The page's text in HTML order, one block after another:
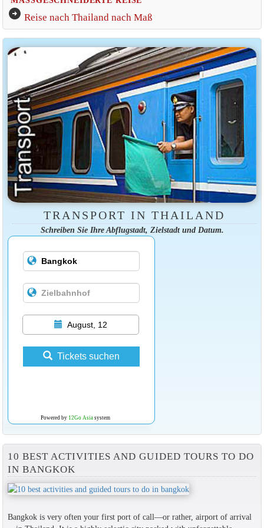
arrow_circle_right Reise nach Thailand nach Maß
TRANSPORT IN THAILAND
Schreiben Sie Ihre Abflugstadt, Zielstadt und Datum.
August, 12
Tickets suchen
Powered by 12Go Asiasystem
10 BEST ACTIVITIES AND GUIDED TOURS TO DO
IN BANGKOK
Bangkok is very often your first port of call—or rather, airport of arrival